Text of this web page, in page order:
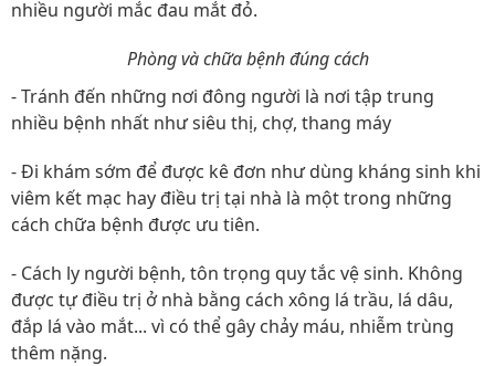
nhiều người mắc đau mắt đỏ.
Phòng và chữa bệnh đúng cách
- Tránh đến những nơi đông người là nơi tập trung
nhiều bệnh nhất như siêu thị, chợ, thang máy
- Đi khám sớm để được kê đơn như dùng kháng sinh khi
viêm kết mạc hay điều trị tại nhà là một trong những
cách chữa bệnh được ưu tiên.
- Cách ly người bệnh, tôn trọng quy tắc vệ sinh. Không
được tự điều trị ở nhà bằng cách xông lá trầu, lá dâu,
đắp lá vào mắt... vì có thể gây chảy máu, nhiễm trùng
thêm nặng.